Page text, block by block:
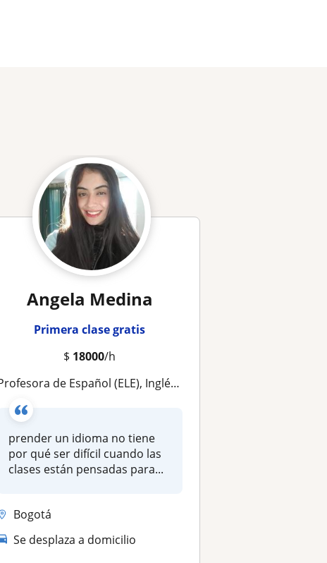
Angela Medina
Primera clase gratis
$ 18000/h
Profesora de Español (ELE), Inglés y Apoyo Escolar | Clases dinámicas y adaptadas a cada estudiante
prender un idioma no tiene
por qué ser difícil cuando las
clases están pensadas para...
Bogotá
Se desplaza a domicilio